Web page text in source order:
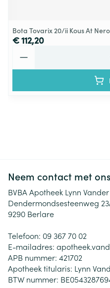
Bota Tovarix 20/ii Kous At
€ 112,20
Neem contact met
BVBA Apotheek Lynn
Dendermondsesteenweg
9290 Berlare
Telefoon: 09 367 70 02
E-mailadres:
APB nummer: 421702
Apotheek titularis: Lynn
BTW nummer: